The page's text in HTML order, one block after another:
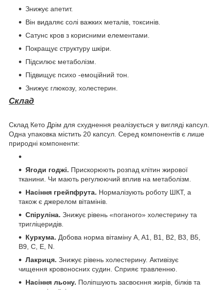
Знижує апетит.
Він видаляє солі важких металів, токсинів.
Сатунс кров з корисними елементами.
Покращує структуру шкіри.
Підсилює метаболізм.
Підвищує психо -емоційний тон.
Знижує глюкозу, холестерин.
Склад
Склад Кето Дрім для схуднення реалізується у вигляді капсул.
Одна упаковка містить 20 капсул. Серед компонентів є лише
природні компоненти:
Ягоди годжі. Прискорюють розпад клітин жирової
тканини. Чи мають регулюючий вплив на метаболізм.
Насіння грейпфрута. Нормалізують роботу ШКТ, а
також є джерелом вітамінів.
Спіруліна. Знижує рівень «поганого» холестерину та
тригліцеридів.
Куркума. Добова норма вітаміну A, A1, B1, B2, B3, B5,
B9, C, E, N.
Лакриця. Знижує рівень холестерину. Активізує
чищення кровоносних судин. Сприяє травленню.
Насіння льону. Поліпшують засвоєння жирів, білків та